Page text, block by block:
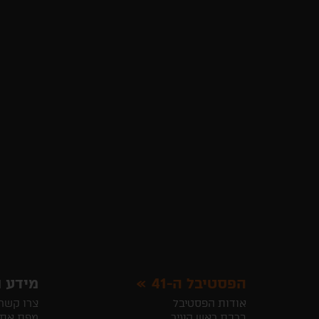
הפסטיבל ה-41
אודות הפסטיבל
מידע
צרו קשר